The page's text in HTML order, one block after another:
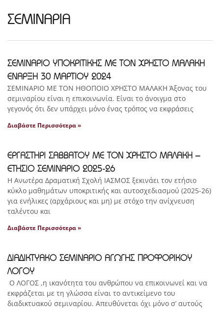
ΣΕΜΙΝΑΡΙΑ
ΣΕΜΙΝΑΡΙΟ ΥΠΟΚΡΙΤΙΚΗΣ ΜΕ ΤΟΝ ΧΡΗΣΤΟ ΜΑΛΑΚΗ
ΕΝΑΡΞΗ 30 ΜΑΡΤΙΟΥ 2024
ΣΕΜΙΝΑΡΙΟ ΜΕ ΤΟΝ ΗΘΟΠΟΙΟ ΧΡΗΣΤΟ ΜΑΛΑΚΗ Άξονας του
σεμιναρίου είναι η επικοινωνία. Είναι το άνοιγμα στο
γεγονός ότι δεν υπάρχει μόνο ένας τρόπος να εκφράσεις
Διαβάστε Περισσότερα »
ΕΡΓΑΣΤΗΡΙ ΣΑΒΒΑΤΟΥ ΜΕ ΤΟΝ ΧΡΗΣΤΟ ΜΑΛΑΚΗ –
ΕΤΗΣΙΟ ΣΕΜΙΝΑΡΙΟ 2025-26
Η Ανωτέρα Δραματική Σχολή ΙΑΣΜΟΣ ξεκινάει τον ετήσιο
κύκλο μαθημάτων υποκριτικής και αυτοσχεδιασμού (2025-26)
για ενήλικες (αρχάριους και μη) με στόχο την ανίχνευση
ταλέντου και
Διαβάστε Περισσότερα »
ΔΙΑΔΙΚΤΥΑΚΟ ΣΕΜΙΝΑΡΙΟ ΑΓΩΓΗΣ ΠΡΟΦΟΡΙΚΟΥ
ΛΟΓΟΥ
Ο ΛΟΓΟΣ ,η ικανότητα του ανθρώπου να επικοινωνεί και να
εκφράζεται με τη γλώσσα είναι το αντικείμενο του
διαδικτυακού σεμιναρίου. Απευθύνεται όχι μόνο σ’ αυτούς